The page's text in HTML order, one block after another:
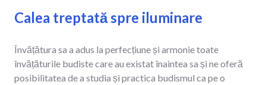
Calea treptată spre iluminare
Învățătura sa a adus la perfecțiune și armonie toate
învățăturile budiste care au existat înaintea sa și ne oferă
posibilitatea de a studia și practica budismul ca pe o